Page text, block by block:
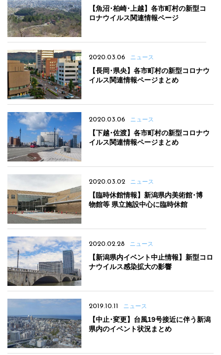
【魚沼･柏崎･上越】各市町村の新型コ
ロナウイルス関連情報ページ
2020.03.06 ニュース
【長岡･県央】各市町村の新型コロナウ
イルス関連情報ページまとめ
2020.03.06 ニュース
【下越･佐渡】各市町村の新型コロナウ
イルス関連情報ページまとめ
2020.03.02 ニュース
【臨時休館情報】新潟県内美術館･博
物館等 県立施設中心に臨時休館
2020.02.28 ニュース
【新潟県内イベント中止情報】新型コロ
ナウイルス感染拡大の影響
2019.10.11 ニュース
【中止･変更】台風19号接近に伴う新潟
県内のイベント状況まとめ